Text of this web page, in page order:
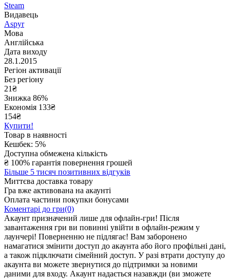
Steam
Видавець
Aspyr
Мова
Англійська
Дата виходу
28.1.2015
Регіон активації
Без регіону
21₴
Знижка 86%
Економія 133₴
154₴
Купити!
Товар в наявності
Кешбек: 5%
Доступна обмежена кількість
₴ 100% гарантія повернення грошей
Більше 5 тисяч позитивних відгуків
Миттєва доставка товару
Гра вже активована на акаунті
Оплата частини покупки бонусами
Коментарі до гри(0)
Акаунт призначений лише для офлайн-гри! Після
завантаження гри ви повинні увійти в офлайн-режим у
лаунчері! Поверненню не підлягає! Вам заборонено
намагатися змінити доступ до акаунта або його профільні дані,
а також підключати сімейний доступ. У разі втрати доступу до
акаунта ви можете звернутися до підтримки за новими
даними для входу. Акаунт надається назавжди (ви зможете